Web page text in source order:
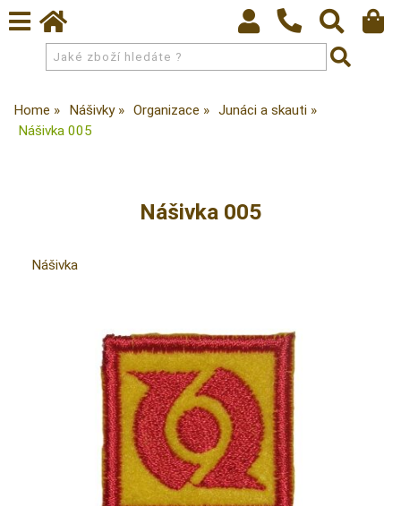
Home Nášivky Organizace
Junáci a skauti
Nášivka 005
Nášivka 005
Nášivka